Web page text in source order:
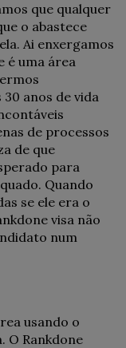
que qualquer
o abastece
Ai enxergamos
é uma área
anos de vida
de processos
de que
para
Quando
se ele era o
visa não
num
usando o
O Rankdone